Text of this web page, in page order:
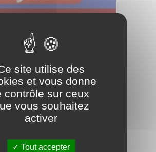
فعاليات النسخة
المتوسطي للفنون
site utilise des
et vous donne
contrôle sur ceux
vous souhaitez
activer
Tout accepter